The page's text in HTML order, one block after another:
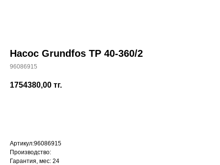
(700) 730-70-73
Насос Grundfos TP 40-360/2
96086915
1754380,00 тг.
Артикул:96086915
Производство:
Гарантия, мес: 24